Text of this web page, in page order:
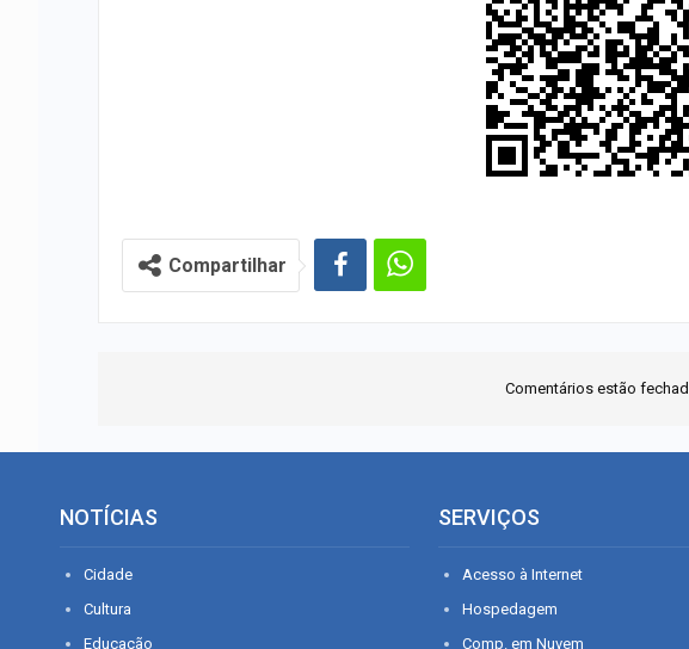
Compartilhar
Comentários estão
NOTÍCIAS
Cidade
Cultura
Educação
SERVIÇOS
Acesso à Internet
Hospedagem
Comp. em Nuvem